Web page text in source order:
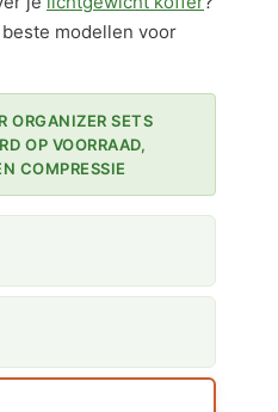
modellen voor
ORGANIZER SETS
OP VOORRAAD,
COMPRESSIE